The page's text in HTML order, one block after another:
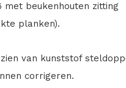
met beukenhouten zitting
planken).
van kunststof
corrigeren.